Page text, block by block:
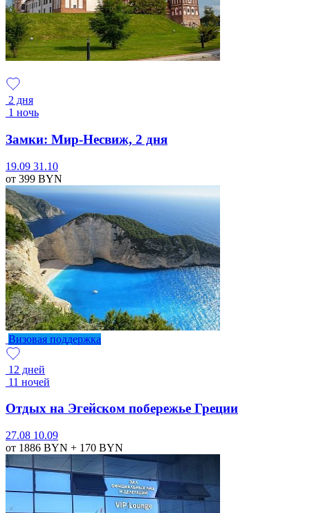
2 дня
1 ночь
Замки: Мир-Несвиж, 2 дня
19.09 31.10
от 399 BYN
Визовая поддержка
12 дней
11 ночей
Отдых на Эгейском побережье Греции
27.08 10.09
от 1886 BYN + 170 BYN